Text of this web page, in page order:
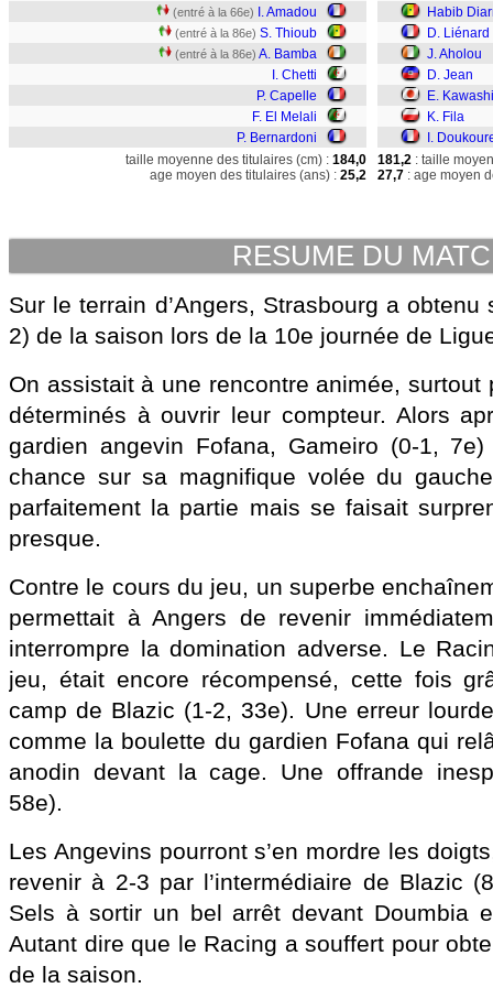
(entré à la 66e) I. Amadou
(entré à la 86e) S. Thioub
(entré à la 86e) A. Bamba
I. Chetti
P. Capelle
F. El Melali
P. Bernardoni
Habib
D. Liénard
J. Aholou
D. Jean
E.
K. Fila
I.
taille moyenne des titulaires (cm) : 184,0
age moyen des titulaires (ans) : 25,2
181,2 : taille
27,7 : age moyen
RESUME DU
Sur le terrain d’Angers, Strasbourg a
2) de la saison lors de la 10e journée de
On assistait à une rencontre animée, surtout
déterminés à ouvrir leur compteur. Alors
gardien angevin Fofana, Gameiro (0-1,
chance sur sa magnifique volée du
parfaitement la partie mais se faisait
presque.
Contre le cours du jeu, un superbe
permettait à Angers de revenir
interrompre la domination adverse. Le
jeu, était encore récompensé, cette fois
camp de Blazic (1-2, 33e). Une erreur
comme la boulette du gardien Fofana qui
anodin devant la cage. Une offrande
58e).
Les Angevins pourront s’en mordre les
revenir à 2-3 par l’intermédiaire de Blazic
Sels à sortir un bel arrêt devant Doumbia
Autant dire que le Racing a souffert pour
de la saison.